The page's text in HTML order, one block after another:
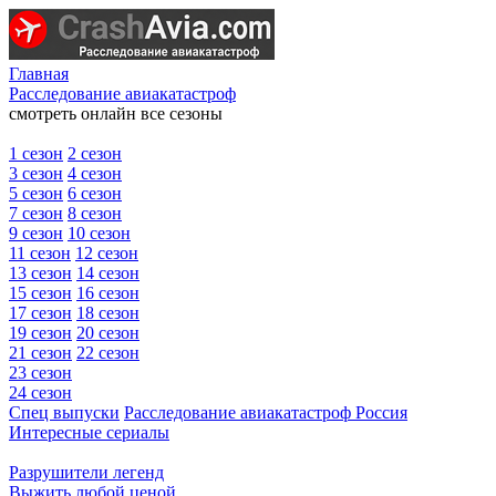
Главная
Расследование авиакатастроф
смотреть онлайн все сезоны
1 сезон 2 сезон
3 сезон 4 сезон
5 сезон 6 сезон
7 сезон 8 сезон
9 сезон 10 сезон
11 сезон 12 сезон
13 сезон 14 сезон
15 сезон 16 сезон
17 сезон 18 сезон
19 сезон 20 сезон
21 сезон 22 сезон
23 сезон
24 сезон
Спец выпуски Расследование авиакатастроф Россия
Интересные сериалы
Разрушители легенд
Выжить любой ценой